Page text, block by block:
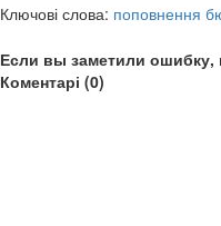
Ключові слова: поповнення
Если вы заметили ошибку,
Коментарі (0)